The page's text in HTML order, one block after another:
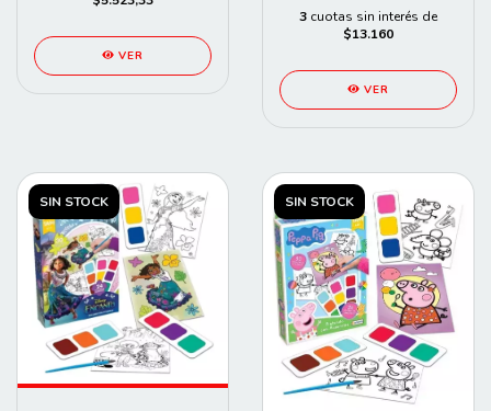
VER
3 cuotas sin interés de
$13.160
VER
SIN STOCK SIN STOCK